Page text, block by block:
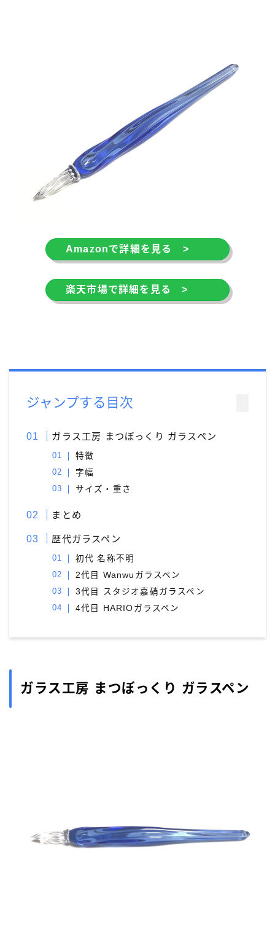
待茶屋
知識系
Amazonで詳細を見る >
楽天市場で詳細を見る >
ジャンプする目次
ガラス工房 まつぼっくり ガラスペン
特徴
字幅
サイズ・重さ
まとめ
歴代ガラスペン
初代 名称不明
2代目 Wanwuガラスペン
3代目 スタジオ嘉硝ガラスペン
4代目 HARIOガラスペン
ガラス工房 まつぼっくり ガラスペン